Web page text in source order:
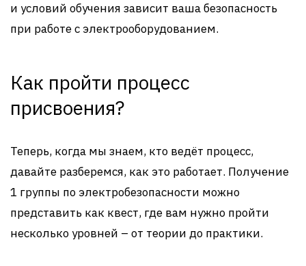
и условий обучения зависит ваша безопасность
при работе с электрооборудованием.
Как пройти процесс
присвоения?
Теперь, когда мы знаем, кто ведёт процесс,
давайте разберемся, как это работает. Получение
1 группы по электробезопасности можно
представить как квест, где вам нужно пройти
несколько уровней – от теории до практики.